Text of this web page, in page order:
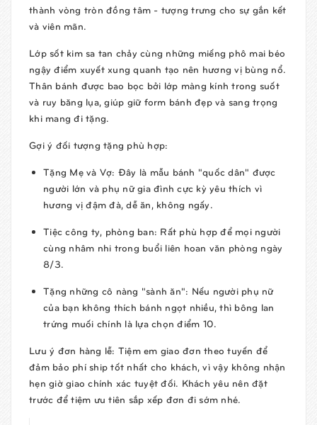
thành vòng tròn đồng tâm - tượng trưng cho sự gắn kết
và viên mãn.
Lớp sốt kim sa tan chảy cùng những miếng phô mai béo
ngậy điểm xuyết xung quanh tạo nên hương vị bùng nổ.
Thân bánh được bao bọc bởi lớp màng kính trong suốt
và ruy băng lụa, giúp giữ form bánh đẹp và sang trọng
khi mang đi tặng.
Gợi ý đối tượng tặng phù hợp:
Tặng Mẹ và Vợ: Đây là mẫu bánh "quốc dân" được
người lớn và phụ nữ gia đình cực kỳ yêu thích vì
hương vị đậm đà, dễ ăn, không ngấy.
Tiệc công ty, phòng ban: Rất phù hợp để mọi người
cùng nhâm nhi trong buổi liên hoan văn phòng ngày
8/3.
Tặng những cô nàng "sành ăn": Nếu người phụ nữ
của bạn không thích bánh ngọt nhiều, thì bông lan
trứng muối chính là lựa chọn điểm 10.
Lưu ý đơn hàng lễ: Tiệm em giao đơn theo tuyến để
đảm bảo phí ship tốt nhất cho khách, vì vậy không nhận
hẹn giờ giao chính xác tuyệt đối. Khách yêu nên đặt
trước để tiệm ưu tiên sắp xếp đơn đi sớm nhé.